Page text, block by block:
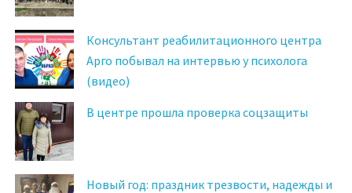
Консультант реабилитационного центра
Арго побывал на интервью у психолога
(видео)
В центре прошла проверка соцзащиты
Новый год: праздник трезвости, надежды и